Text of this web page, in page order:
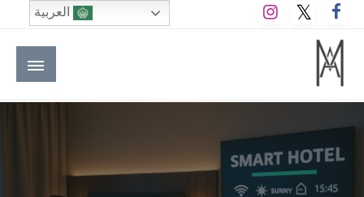
التخطي
إلى
المحتوى
M A hotels | إم ايه هوتيلز
الموقع الأول للعاملين في الفنادق في العالم العربي
العربية